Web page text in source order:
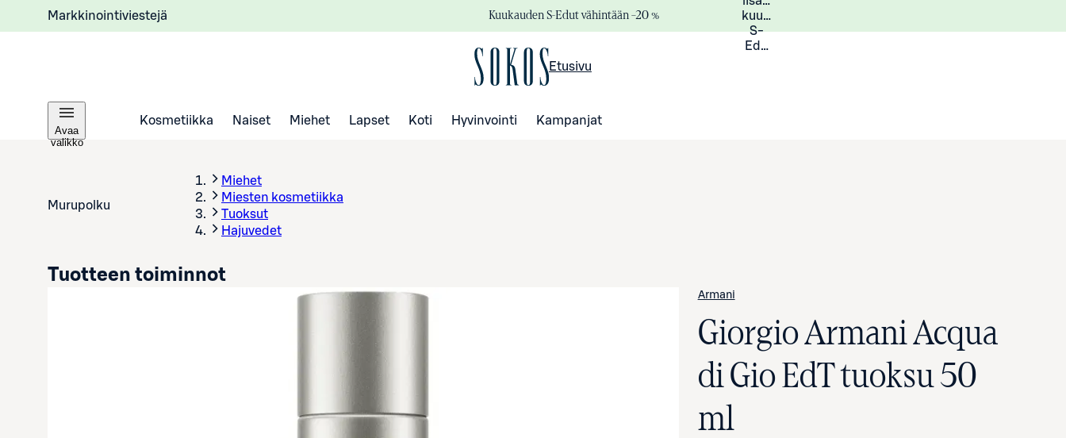
Markkinointiviestejä Kuukauden S-Edut vähintään –20 %
kuukauden
S-
Eduista
Etusivu
Avaa
valikko
Kosmetiikka Naiset Miehet Lapset Koti Hyvinvointi Kampanjat
Murupolku
Miehet
Miesten kosmetiikka
Tuoksut
Hajuvedet
Armani
Giorgio Armani Acqua
di Gio EdT tuoksu 50
ml
Tuotteen toiminnot